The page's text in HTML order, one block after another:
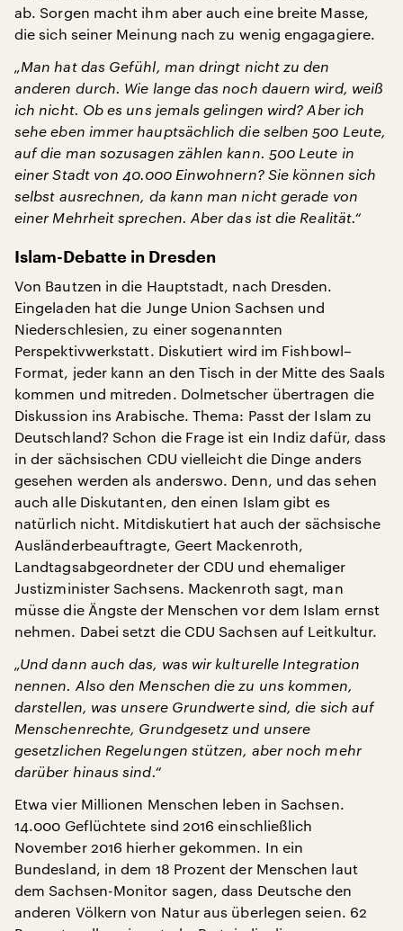
ab. Sorgen macht ihm aber auch eine breite Masse,
die sich seiner Meinung nach zu wenig engagagiere.
„Man hat das Gefühl, man dringt nicht zu den
anderen durch. Wie lange das noch dauern wird, weiß
ich nicht. Ob es uns jemals gelingen wird? Aber ich
sehe eben immer hauptsächlich die selben 500 Leute,
auf die man sozusagen zählen kann. 500 Leute in
einer Stadt von 40.000 Einwohnern? Sie können sich
selbst ausrechnen, da kann man nicht gerade von
einer Mehrheit sprechen. Aber das ist die Realität.“
Islam-Debatte in Dresden
Von Bautzen in die Hauptstadt, nach Dresden.
Eingeladen hat die Junge Union Sachsen und
Niederschlesien, zu einer sogenannten
Perspektivwerkstatt. Diskutiert wird im Fishbowl–
Format, jeder kann an den Tisch in der Mitte des Saals
kommen und mitreden. Dolmetscher übertragen die
Diskussion ins Arabische. Thema: Passt der Islam zu
Deutschland? Schon die Frage ist ein Indiz dafür, dass
in der sächsischen CDU vielleicht die Dinge anders
gesehen werden als anderswo. Denn, und das sehen
auch alle Diskutanten, den einen Islam gibt es
natürlich nicht. Mitdiskutiert hat auch der sächsische
Ausländerbeauftragte, Geert Mackenroth,
Landtagsabgeordneter der CDU und ehemaliger
Justizminister Sachsens. Mackenroth sagt, man
müsse die Ängste der Menschen vor dem Islam ernst
nehmen. Dabei setzt die CDU Sachsen auf Leitkultur.
„Und dann auch das, was wir kulturelle Integration
nennen. Also den Menschen die zu uns kommen,
darstellen, was unsere Grundwerte sind, die sich auf
Menschenrechte, Grundgesetz und unsere
gesetzlichen Regelungen stützen, aber noch mehr
darüber hinaus sind.“
Etwa vier Millionen Menschen leben in Sachsen.
14.000 Geflüchtete sind 2016 einschließlich
November 2016 hierher gekommen. In ein
Bundesland, in dem 18 Prozent der Menschen laut
dem Sachsen-Monitor sagen, dass Deutsche den
anderen Völkern von Natur aus überlegen seien. 62